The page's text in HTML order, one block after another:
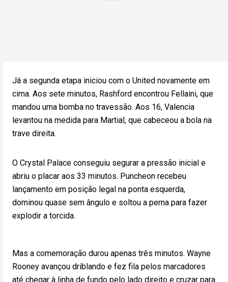
Já a segunda etapa iniciou com o United novamente em
cima. Aos sete minutos, Rashford encontrou Fellaini, que
mandou uma bomba no travessão. Aos 16, Valencia
levantou na medida para Martial, que cabeceou a bola na
trave direita.
O Crystal Palace conseguiu segurar a pressão inicial e
abriu o placar aos 33 minutos. Puncheon recebeu
lançamento em posição legal na ponta esquerda,
dominou quase sem ângulo e soltou a perna para fazer
explodir a torcida.
Mas a comemoração durou apenas três minutos. Wayne
Rooney avançou driblando e fez fila pelos marcadores
até chegar à linha de fundo pelo lado direito e cruzar para